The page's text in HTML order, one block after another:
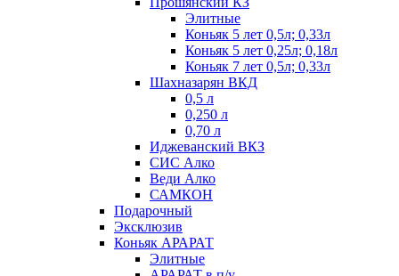
Элитные
Коньяк 5 лет 0,5л; 0,33л
Коньяк 5 лет 0,25л; 0,18л
Коньяк 7 лет 0,5л; 0,33л
Шахназарян ВКД
0,5 л
0,250 л
0,70 л
Иджеванский ВКЗ
СИС Алко
Веди Алко
САМКОН
Подарочный
Эксклюзив
Коньяк АРАРАТ
Элитные